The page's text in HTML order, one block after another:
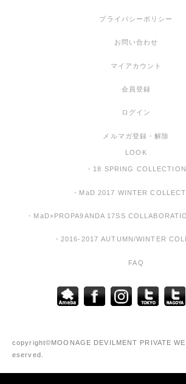
プライバシーポリシー
お問い合わせ
マイアカウント
会員登録
ログイン
メルマガ登録・解除
LOOK
・18 SPRING COLLECTION
・MaD 2017 WINTER
・MaD×PROPA9ANDA 17SS
・2016-2017 AUTUMN/WINTER
FAQ
copyright©MOONAGE DEVILMENT PRIVATE
eserved.